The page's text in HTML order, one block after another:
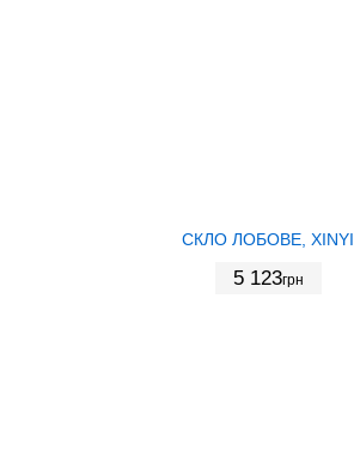
СКЛО ЛОБОВЕ, XINYI
5 123грн